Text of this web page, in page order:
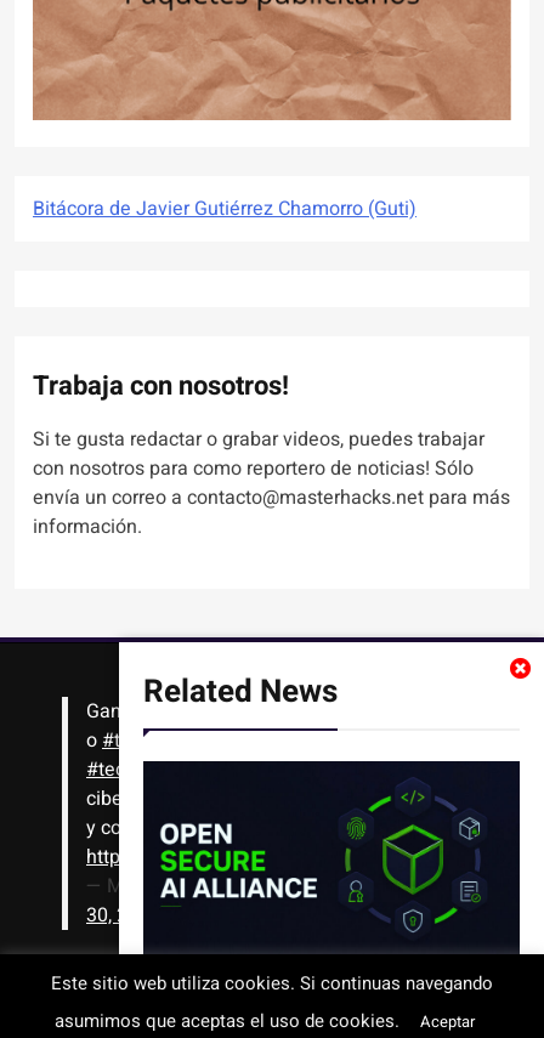
Related News
NVIDIA y otras 36 organizaciones
crean una alianza para impulsar la
Bitácora de Javier Gutiérrez Chamorro (Guti)
Trabaja con nosotros!
Si te gusta redactar o grabar videos, puedes trabajar
con nosotros para como reportero de noticias! Sólo
envía un correo a contacto@masterhacks.net para más
información.
Gana #Bitcoinsolo con leer artículos, noticias
o #tutorialesinteresantes de ciencia,
#tecnología,#criptomonedas, seguridad
cibernética y más!! Sólo tienes que registrarte
y comenzar a navegar
https://t.co/1KjkllJEit
— Masterhacks (@Masterhacks_net)August
30, 2020
Todos los derechos reservados © 2008-2026 - www.masterhacks.net
Este sitio web utiliza cookies. Si continuas navegando
asumimos que aceptas el uso de cookies.
Aceptar